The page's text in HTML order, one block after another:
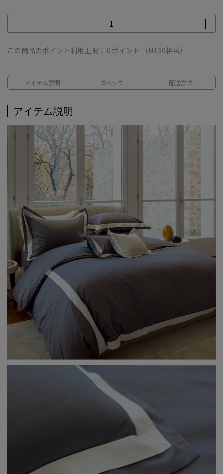
この商品のポイント利用上限： 0 ポイント （NT$0相当）
アイテム説明 スペック 配送方法
アイテム説明